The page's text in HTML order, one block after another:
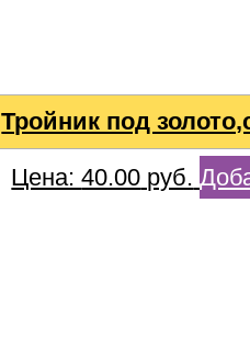
Тройник под
Цена:40.00 руб.